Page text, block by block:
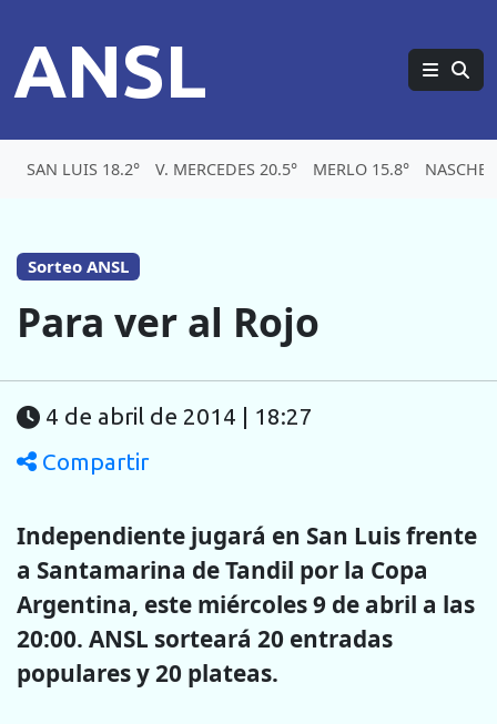
ANSL
SAN LUIS 18.2° V. MERCEDES 20.5° MERLO 15.8°
Sorteo ANSL
Para ver al Rojo
4 de abril de 2014 | 18:27
Compartir
Independiente jugará en San Luis frente
a Santamarina de Tandil por la Copa
Argentina, este miércoles 9 de abril a las
20:00. ANSL sorteará 20 entradas
populares y 20 plateas.